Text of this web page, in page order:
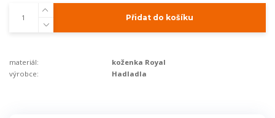
Přidat do košíku
materiál:
koženka Royal
výrobce:
Hadladla